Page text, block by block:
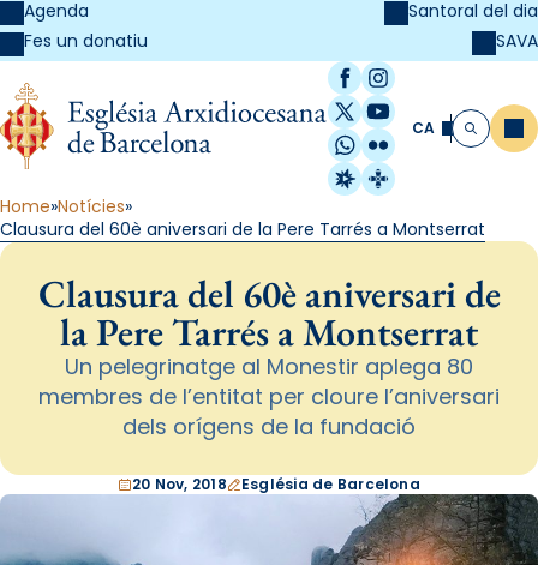
Agenda
Fes un donatiu
Santoral del dia
SAVA
Facebook
Instagram
X / Twitter
YouTube
WhatsApp
Flickr
Radio Estel
Catalunya
CA Cerca
Home Notícies
Clausura del 60è aniversari de la Pere Tarrés a Montserrat
Clausura del 60è aniversari de
la Pere Tarrés a Montserrat
Un pelegrinatge al Monestir aplega 80
membres de l’entitat per cloure l’aniversari
dels orígens de la fundació
20 Nov, 2018 Església de Barcelona